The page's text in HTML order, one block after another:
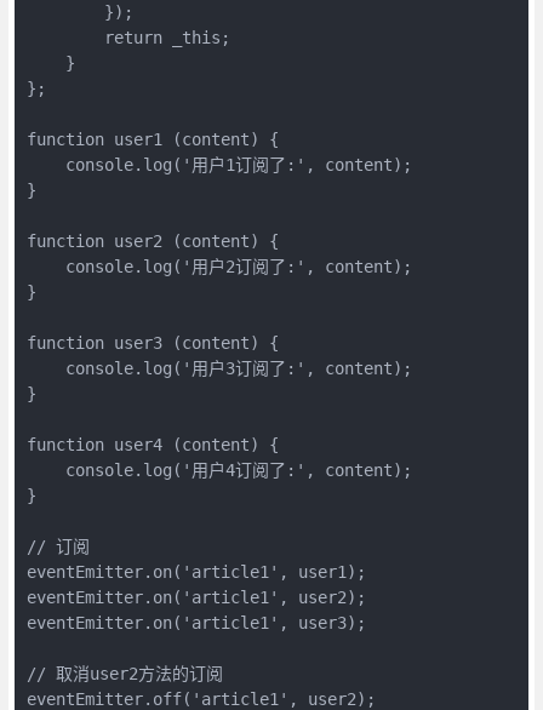
        });
        return _this;
    }
};
function user1 (content) {
    console.log('用户1订阅了:', content);
}
function user2 (content) {
    console.log('用户2订阅了:', content);
}
function user3 (content) {
    console.log('用户3订阅了:', content);
}
function user4 (content) {
    console.log('用户4订阅了:', content);
}
// 订阅
eventEmitter.on('article1', user1);
eventEmitter.on('article1', user2);
eventEmitter.on('article1', user3);
// 取消user2方法的订阅
eventEmitter.off('article1', user2);